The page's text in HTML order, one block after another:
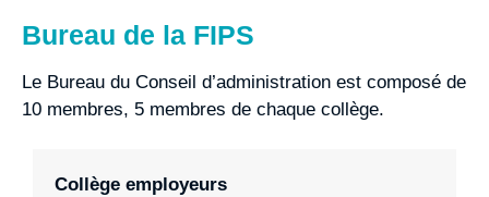
Bureau de la FIPS
Le Bureau du Conseil d’administration est composé de
10 membres, 5 membres de chaque collège.
Collège employeurs